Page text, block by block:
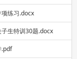
项练习.docx
子生特训30题.docx
.pdf